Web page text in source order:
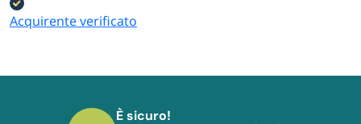
Acquirente verificato